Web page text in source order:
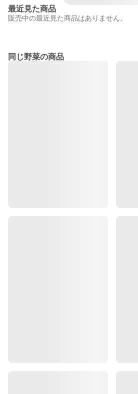
最近見た商品
販売中の最近見た商品はありません。
同じ野菜の商品